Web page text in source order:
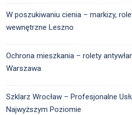
W poszukiwaniu cienia – markizy,
wewnętrzne Leszno
Ochrona mieszkania – rolety
Warszawa
Szklarz Wrocław – Profesjonalne
Najwyższym Poziomie